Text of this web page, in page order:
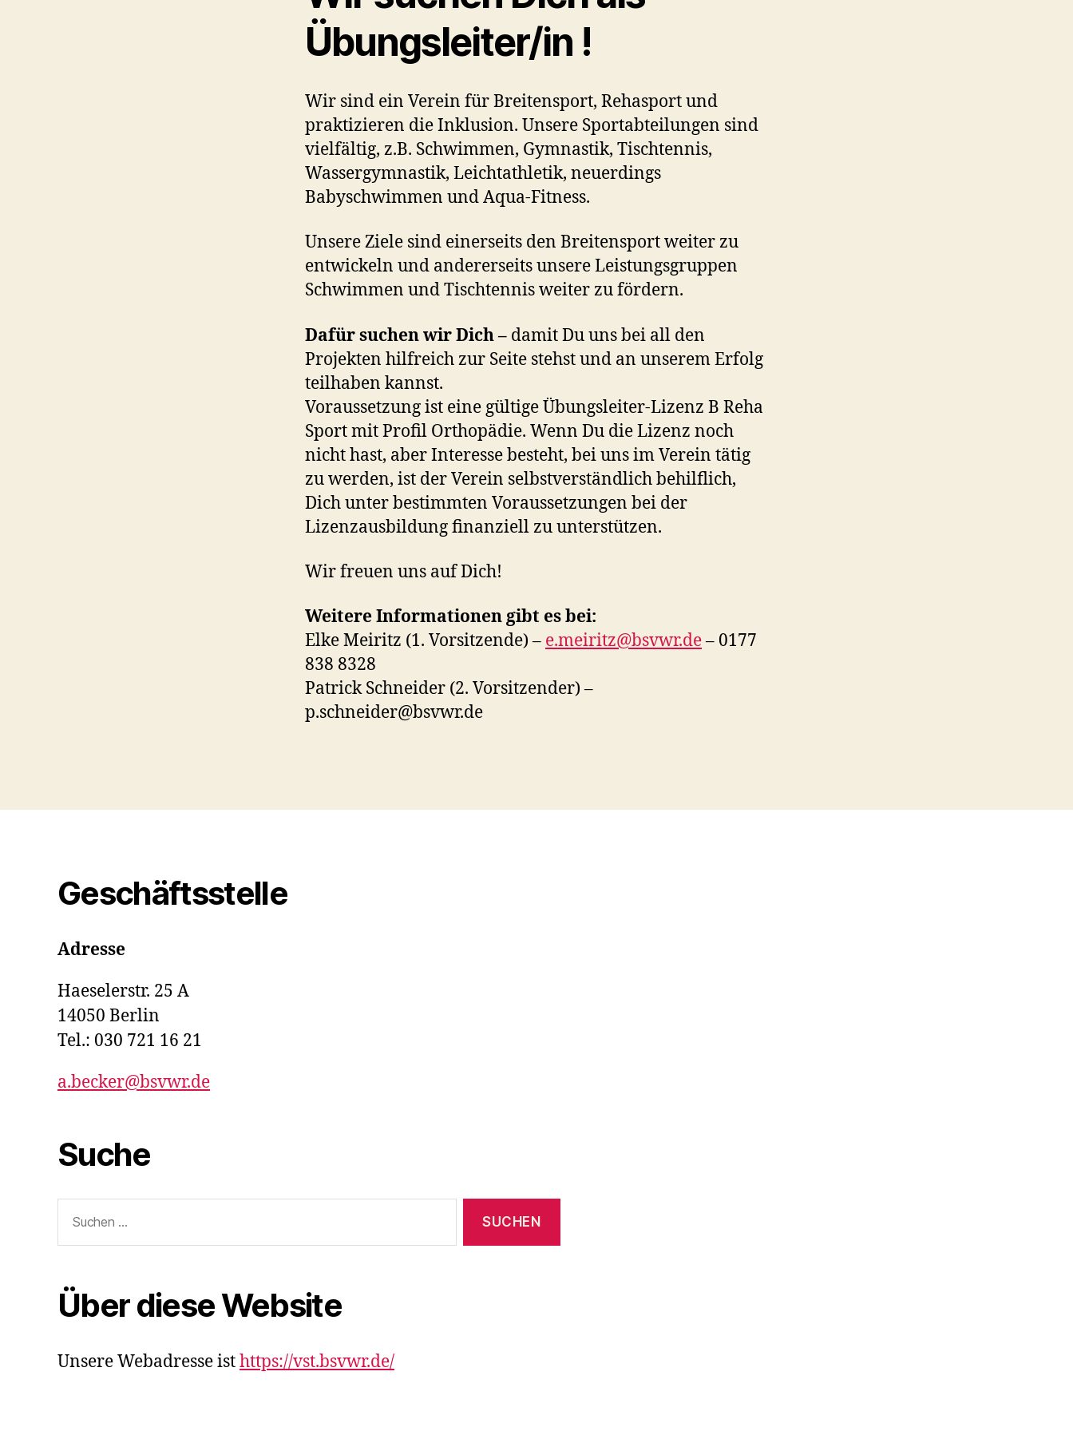
Übungsleiter/in !
Wir sind ein Verein für Breitensport, Rehasport und
praktizieren die Inklusion. Unsere Sportabteilungen sind
vielfältig, z.B. Schwimmen, Gymnastik, Tischtennis,
Wassergymnastik, Leichtathletik, neuerdings
Babyschwimmen und Aqua-Fitness.
Unsere Ziele sind einerseits den Breitensport weiter zu
entwickeln und andererseits unsere Leistungsgruppen
Schwimmen und Tischtennis weiter zu fördern.
Dafür suchen wir Dich – damit Du uns bei all den
Projekten hilfreich zur Seite stehst und an unserem Erfolg
teilhaben kannst.
Voraussetzung ist eine gültige Übungsleiter-Lizenz B Reha
Sport mit Profil Orthopädie. Wenn Du die Lizenz noch
nicht hast, aber Interesse besteht, bei uns im Verein tätig
zu werden, ist der Verein selbstverständlich behilflich,
Dich unter bestimmten Voraussetzungen bei der
Lizenzausbildung finanziell zu unterstützen.
Wir freuen uns auf Dich!
Weitere Informationen gibt es bei:
Elke Meiritz (1. Vorsitzende) – e.meiritz@bsvwr.de– 0177
838 8328
Patrick Schneider (2. Vorsitzender) –
p.schneider@bsvwr.de
Geschäftsstelle
Adresse
Haeselerstr. 25 A
14050 Berlin
Tel.: 030 721 16 21
a.becker@bsvwr.de
Suche
nach:
Über diese Website
Unsere Webadresse isthttps://vst.bsvwr.de/